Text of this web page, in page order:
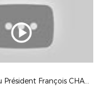
Voeux 2026 du Président François CHARRASSE